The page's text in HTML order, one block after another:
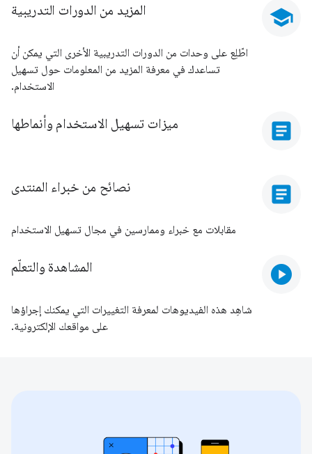
school المزيد من الدورات التدريبية
اطّلِع على وحدات من الدورات التدريبية الأخرى التي يمكن أن
تساعدك في معرفة المزيد من المعلومات حول تسهيل
الاستخدام.
article ميزات تسهيل الاستخدام وأنماطها
article نصائح من خبراء المنتدى
مقابلات مع خبراء وممارسين في مجال تسهيل الاستخدام
play_circle المشاهدة والتعلّم
شاهِد هذه الفيديوهات لمعرفة التغييرات التي يمكنك إجراؤها
على مواقعك الإلكترونية.